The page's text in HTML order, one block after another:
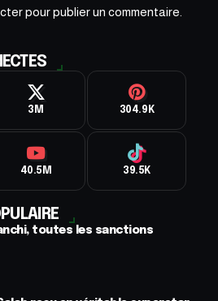
pour publier un commentaire.
3M 304.9K
40.5M 39.5K
toutes les sanctions